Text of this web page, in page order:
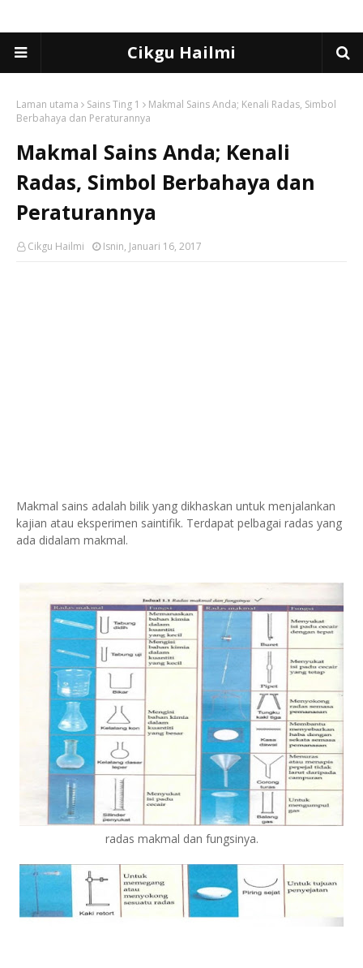
Cikgu Hailmi
Laman utama Sains Ting 1
Makmal Sains Anda; Kenali Radas, Simbol
Berbahaya dan Peraturannya
Makmal Sains Anda; Kenali
Radas, Simbol Berbahaya dan
Peraturannya
Cikgu Hailmi Isnin, Januari 16, 2017
Makmal sains adalah bilik yang dikhaskan untuk menjalankan
kajian atau eksperimen saintifik. Terdapat pelbagai radas yang
ada didalam makmal.
radas makmal dan fungsinya.